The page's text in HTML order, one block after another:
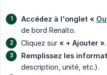
Accédez à l'onglet «
de bord Renalto.
Cliquez sur « + Ajouter ».
Remplissez les
description, unité, etc.).